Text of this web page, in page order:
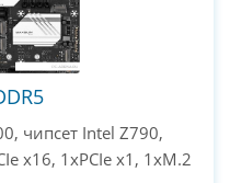
чипсет Intel Z790,
x16, 1xPCIe x1, 1xM.2